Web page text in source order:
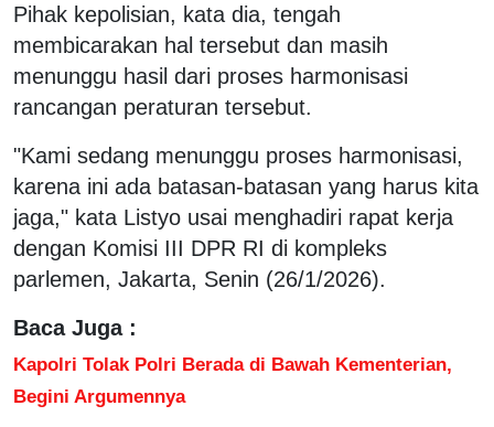
Pihak kepolisian, kata dia, tengah
membicarakan hal tersebut dan masih
menunggu hasil dari proses harmonisasi
rancangan peraturan tersebut.
"Kami sedang menunggu proses harmonisasi,
karena ini ada batasan-batasan yang harus kita
jaga," kata Listyo usai menghadiri rapat kerja
dengan Komisi III DPR RI di kompleks
parlemen, Jakarta, Senin (26/1/2026).
Baca Juga :
Kapolri Tolak Polri Berada di Bawah Kementerian,
Begini Argumennya